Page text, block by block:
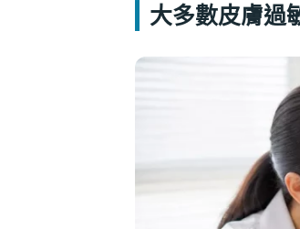
大多數皮膚過